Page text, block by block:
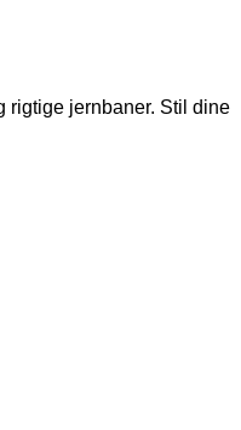
rigtige jernbaner. Stil dine